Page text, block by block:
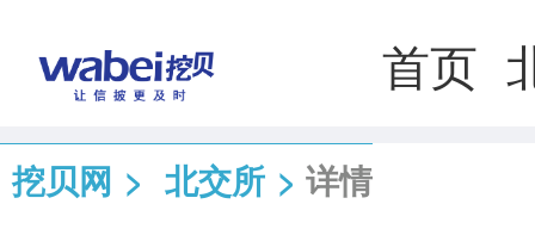
首页
挖贝网 > 北交所 > 详情